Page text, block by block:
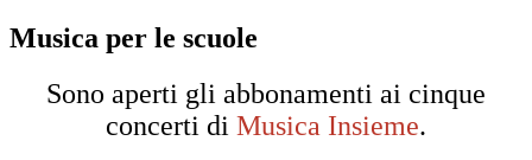
Musica per le scuole
Sono aperti gli abbonamenti ai cinque
concerti di Musica Insieme.